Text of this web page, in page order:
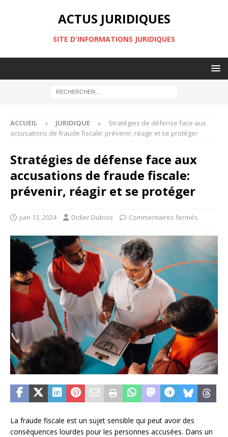
ACTUS JURIDIQUES
SITE D'INFORMATIONS JURIDIQUES
ACCUEIL JURIDIQUE
Stratégies de défense face aux
accusations de fraude fiscale: prévenir, réagir et se protéger
Stratégies de défense face aux
accusations de fraude fiscale:
prévenir, réagir et se protéger
juin 13, 2024 Didier Dubois Commentaires fermés
La fraude fiscale est un sujet sensible qui peut avoir des
conséquences lourdes pour les personnes accusées. Dans un